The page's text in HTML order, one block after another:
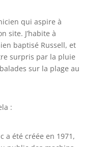
qui aspire à
site. J’habite à
baptisé Russell, et
surpris par la pluie
sur la plage au
:
a été créée en 1971,